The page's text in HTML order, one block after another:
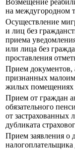
Возмещение
на междугородном
Осуществление
и лиц без
приема
или лица без
проставления
Прием документов,
признанных
жилых помещениях
Прием от граждан
обязательного
от застрахованных
дубликата
Прием заявления о